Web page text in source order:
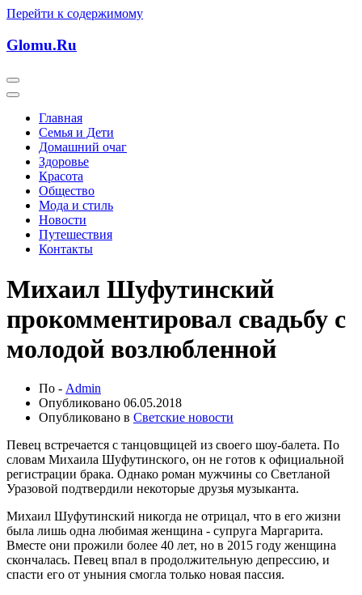
Перейти к содержимому
Glomu.Ru
Главная
Семья и Дети
Домашний очаг
Здоровье
Красота
Общество
Мода и стиль
Новости
Путешествия
Контакты
Михаил Шуфутинский
прокомментировал свадьбу с
молодой возлюбленной
По - Admin
Опубликовано 06.05.2018
Опубликовано в Светские новости
Певец встречается с танцовщицей из своего шоу-балета. По
словам Михаила Шуфутинского, он не готов к официальной
регистрации брака. Однако роман мужчины со Светланой
Уразовой подтвердили некоторые друзья музыканта.
Михаил Шуфутинский никогда не отрицал, что в его жизни
была лишь одна любимая женщина - супруга Маргарита.
Вместе они прожили более 40 лет, но в 2015 году женщина
скончалась. Певец впал в продолжительную депрессию, и
спасти его от уныния смогла только новая пассия.